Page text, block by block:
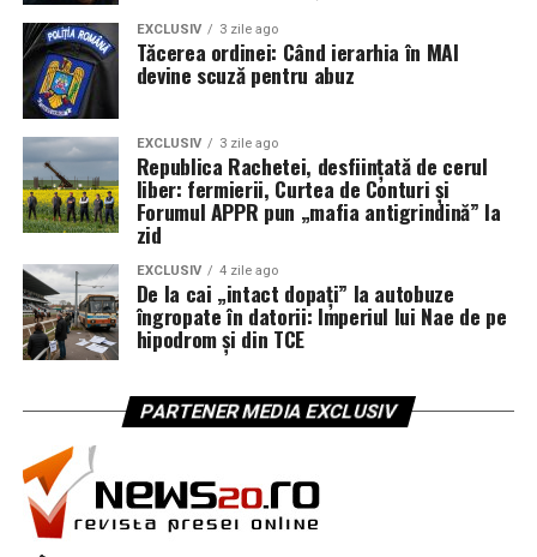
EXCLUSIV 3 zile ago
Tăcerea ordinei: Când ierarhia în MAI
devine scuză pentru abuz
EXCLUSIV 3 zile ago
Republica Rachetei, desființată de cerul
liber: fermierii, Curtea de Conturi și
Forumul APPR pun „mafia antigrindină” la
zid
EXCLUSIV 4 zile ago
De la cai „intact dopați” la autobuze
îngropate în datorii: Imperiul lui Nae de pe
hipodrom și din TCE
PARTENER MEDIA EXCLUSIV